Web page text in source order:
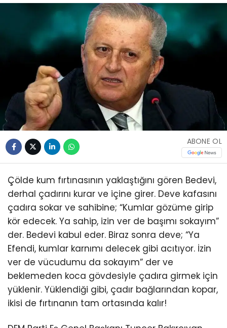
ABONE OL
Çölde kum fırtınasının yaklaştığını gören Bedevi,
derhal çadırını kurar ve içine girer. Deve kafasını
çadıra sokar ve sahibine; “Kumlar gözüme girip
kör edecek. Ya sahip, izin ver de başımı sokayım”
der. Bedevi kabul eder. Biraz sonra deve; “Ya
Efendi, kumlar karnımı delecek gibi acıtıyor. İzin
ver de vücudumu da sokayım” der ve
beklemeden koca gövdesiyle çadıra girmek için
yüklenir. Yüklendiği gibi, çadır bağlarından kopar,
ikisi de fırtınanın tam ortasında kalır!